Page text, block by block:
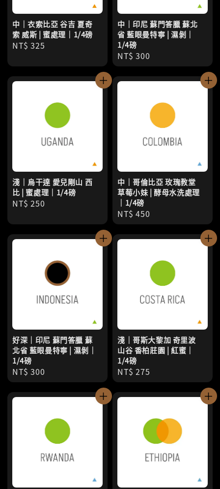
中｜衣索比亞 谷吉 夏奇
索 威斯 | 蜜處理｜1/4磅
Regular
NT$ 325
中｜印尼 蘇門答臘 蘇北
省 藍眼曼特寧 | 濕剝｜
1/4磅
Regular
price
NT$ 300
淺｜烏干達 愛兒剛山 西
比 | 蜜處理｜1/4磅
Regular
NT$ 250
中｜哥倫比亞 玫瑰教堂
草莓小妹 | 酵母水洗處理
｜1/4磅
Regular
price
NT$ 450
好深｜印尼 蘇門答臘 蘇
北省 藍眼曼特寧 | 濕剝｜
1/4磅
Regular
price
NT$ 300
淺｜哥斯大黎加 奇里波
山谷 香柏莊園 | 紅蜜｜
1/4磅
Regular
price
NT$ 275